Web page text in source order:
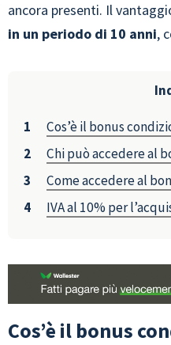
ancora presenti. Il
in un periodo di 10 anni,
Cos’è il bonus
Chi può accedere al
Come accedere al
IVA al 10% per
Cos’è il bonus